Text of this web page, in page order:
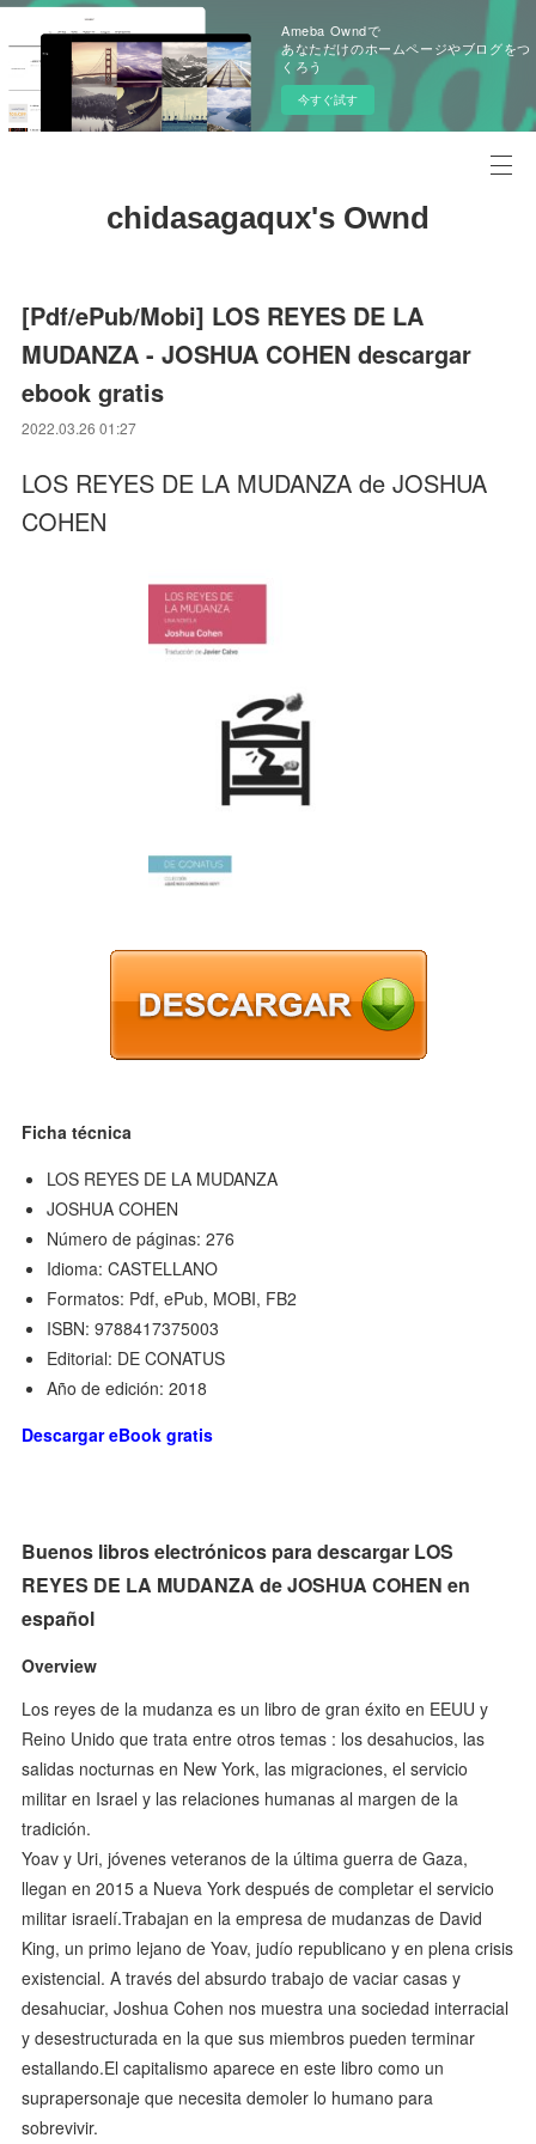
Ameba Owndで
あなただけのホームページやブログをつ
くろう
今すぐ試す
chidasagaqux's Ownd
[Pdf/ePub/Mobi] LOS REYES DE LA
MUDANZA - JOSHUA COHEN descargar
ebook gratis
2022.03.26 01:27
LOS REYES DE LA MUDANZA de JOSHUA
COHEN
Ficha técnica
LOS REYES DE LA MUDANZA
JOSHUA COHEN
Número de páginas: 276
Idioma: CASTELLANO
Formatos: Pdf, ePub, MOBI, FB2
ISBN: 9788417375003
Editorial: DE CONATUS
Año de edición: 2018
Descargar eBook gratis
Buenos libros electrónicos para descargar LOS
REYES DE LA MUDANZA de JOSHUA COHEN en
español
Overview
Los reyes de la mudanza es un libro de gran éxito en EEUU y
Reino Unido que trata entre otros temas : los desahucios, las
salidas nocturnas en New York, las migraciones, el servicio
militar en Israel y las relaciones humanas al margen de la
tradición.
Yoav y Uri, jóvenes veteranos de la última guerra de Gaza,
llegan en 2015 a Nueva York después de completar el servicio
militar israelí.Trabajan en la empresa de mudanzas de David
King, un primo lejano de Yoav, judío republicano y en plena crisis
existencial. A través del absurdo trabajo de vaciar casas y
desahuciar, Joshua Cohen nos muestra una sociedad interracial
y desestructurada en la que sus miembros pueden terminar
estallando.El capitalismo aparece en este libro como un
suprapersonaje que necesita demoler lo humano para
sobrevivir.